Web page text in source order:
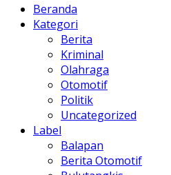
Beranda
Kategori
Berita
Kriminal
Olahraga
Otomotif
Politik
Uncategorized
Label
Balapan
Berita Otomotif